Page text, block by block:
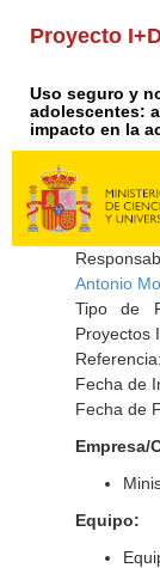
Proyecto
Uso seguro y
adolescentes:
impacto en la
Antonio
Tipo de
Proyectos
Fecha de
Fecha de
Empresa/
Equipo: